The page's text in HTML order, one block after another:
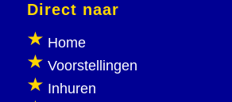
Direct naar
Home
Voorstellingen
Inhuren